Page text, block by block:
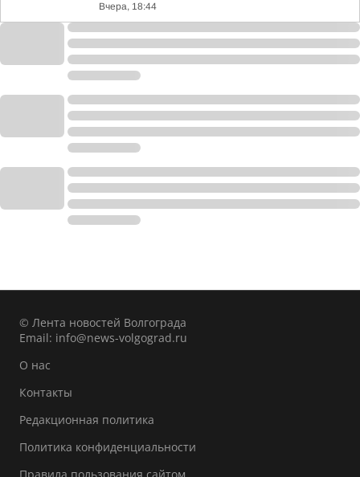
Вчера, 18:44
© Лента новостей Волгограда
Email: info@news-volgograd.ru
О нас
Контакты
Редакционная политика
Политика конфиденциальности